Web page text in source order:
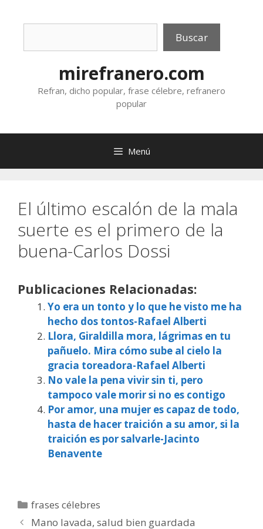
Buscar
mirefranero.com
Refran, dicho popular, frase célebre, refranero
popular
Menú
El último escalón de la mala
suerte es el primero de la
buena-Carlos Dossi
Publicaciones Relacionadas:
Yo era un tonto y lo que he visto me ha
hecho dos tontos-Rafael Alberti
Llora, Giraldilla mora, lágrimas en tu
pañuelo. Mira cómo sube al cielo la
gracia toreadora-Rafael Alberti
No vale la pena vivir sin ti, pero
tampoco vale morir si no es contigo
Por amor, una mujer es capaz de todo,
hasta de hacer traición a su amor, si la
traición es por salvarle-Jacinto
Benavente
Categorías
frases célebres
Mano lavada, salud bien guardada